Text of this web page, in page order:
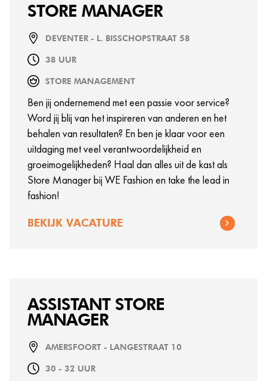
STORE MANAGER
DEVENTER - L. BISSCHOPSTRAAT 58
38 UUR
STORE MANAGEMENT
Ben jij ondernemend met een passie voor service?
Word jij blij van het inspireren van anderen en het
behalen van resultaten? En ben je klaar voor een
uitdaging met veel verantwoordelijkheid en
groeimogelijkheden? Haal dan alles uit de kast als
Store Manager bij WE Fashion en take the lead in
fashion!
BEKIJK VACATURE
ASSISTANT STORE
MANAGER
AMERSFOORT - LANGESTRAAT 10
30 - 32 UUR